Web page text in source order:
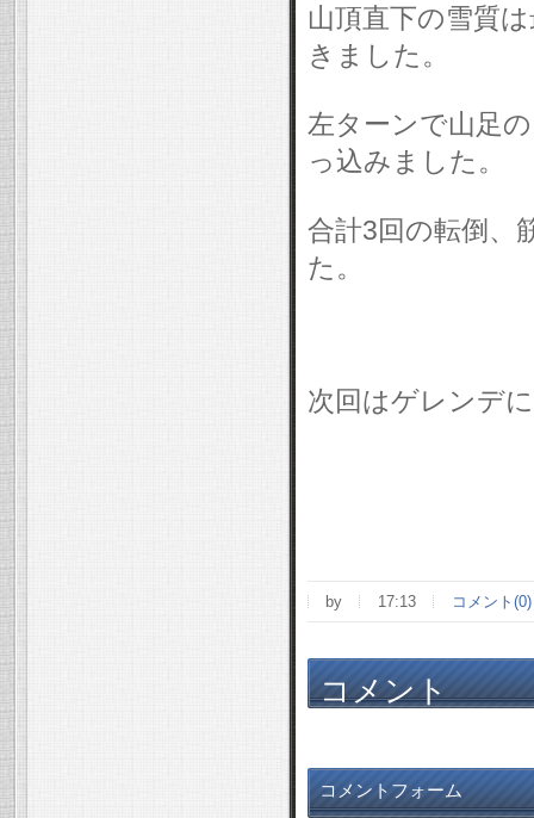
山頂直下の雪質
きました。
左ターンで山足
っ込みました。
合計3回の転倒、
た。
次回はゲレンデ
by 17:13 コメント(0)
コメント
コメントフォーム